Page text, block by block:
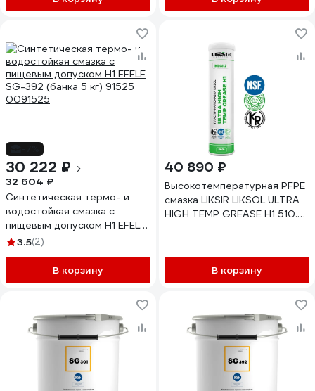
30 222 ₽
32 604 ₽
Синтетическая термо- и
водостойкая смазка c
пищевым допуском Н1 EFELE
SG-392 (банка 5 кг) 91525
3.5(2)
В корзину
40 890 ₽
Высокотемпературная PFPE
смазка LIKSIR LIKSOL ULTRA
HIGH TEMP GREASE H1 510.2
В корзину